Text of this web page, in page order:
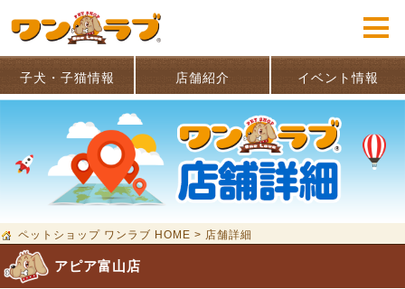
子犬・子猫情報 店舗紹介 イベント情報
ペットショップ ワンラブ HOME > 店舗詳細
アピア富山店